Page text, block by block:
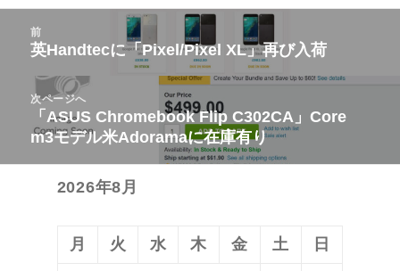
前
前
の
投
稿:
英Handtecに「Pixel/Pixel XL」再び入荷
次ページへ
次
の
投
「ASUS Chromebook Flip C302CA」Core
m3モデル米Adoramaに在庫有り
2026年8月
月 火 水 木 金 土 日